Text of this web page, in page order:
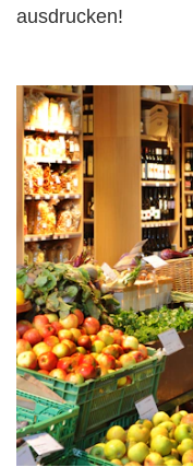
ausdrucken!